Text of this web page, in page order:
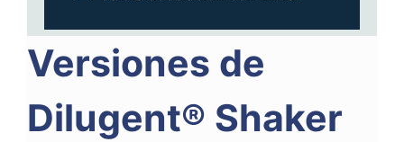
Versiones de
Dilugent® Shaker